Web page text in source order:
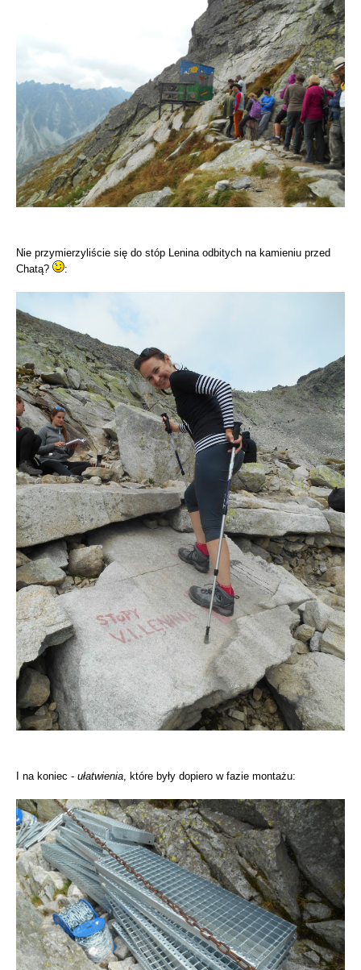
Nie przymierzyliście się do stóp Lenina odbitych na kamieniu przed
Chatą?
:
I na koniec - ułatwienia , które były dopiero w fazie montażu: